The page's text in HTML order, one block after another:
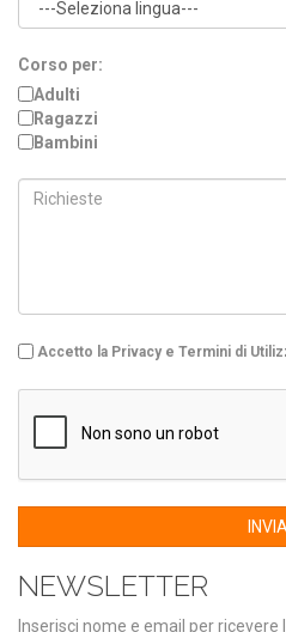
Corso per:
Adulti
Ragazzi
Bambini
Accetto la Privacy e Termini di
INVIA
NEWSLETTER
Inserisci nome e email per ricevere